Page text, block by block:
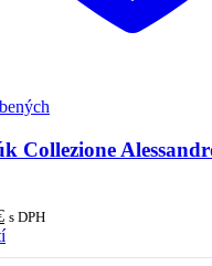
Collezione
Aktuálna
cena
je:
s DPH